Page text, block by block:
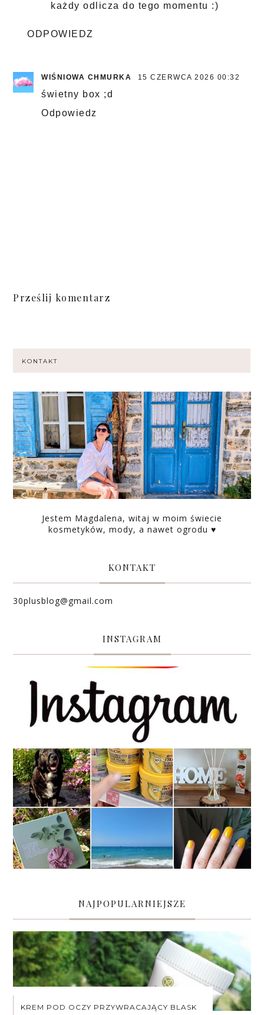
każdy odlicza do tego momentu :)
ODPOWIEDZ
WIŚNIOWA CHMURKA 15 CZERWCA 2026 00:32
świetny box ;d
Odpowiedz
Prześlij komentarz
KONTAKT
Jestem Magdalena, witaj w moim świecie
kosmetyków, mody, a nawet ogrodu ♥
KONTAKT
30plusblog@gmail.com
INSTAGRAM
NAJPOPULARNIEJSZE
KREM POD OCZY PRZYWRACAJĄCY BLASK